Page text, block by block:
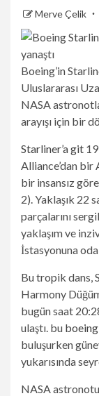
Merve Çelik
Boeing’in
Uluslararası
NASA
arayışı için bir
Starliner’a git
Alliance’dan
bir insansız
2). Yaklaşık 22
parçalarını
yaklaşım ve
İstasyonuna
Bu tropik dans,
Harmony
bugün saat
ulaştı. bu boeing
buluşurken
yukarısında
NASA